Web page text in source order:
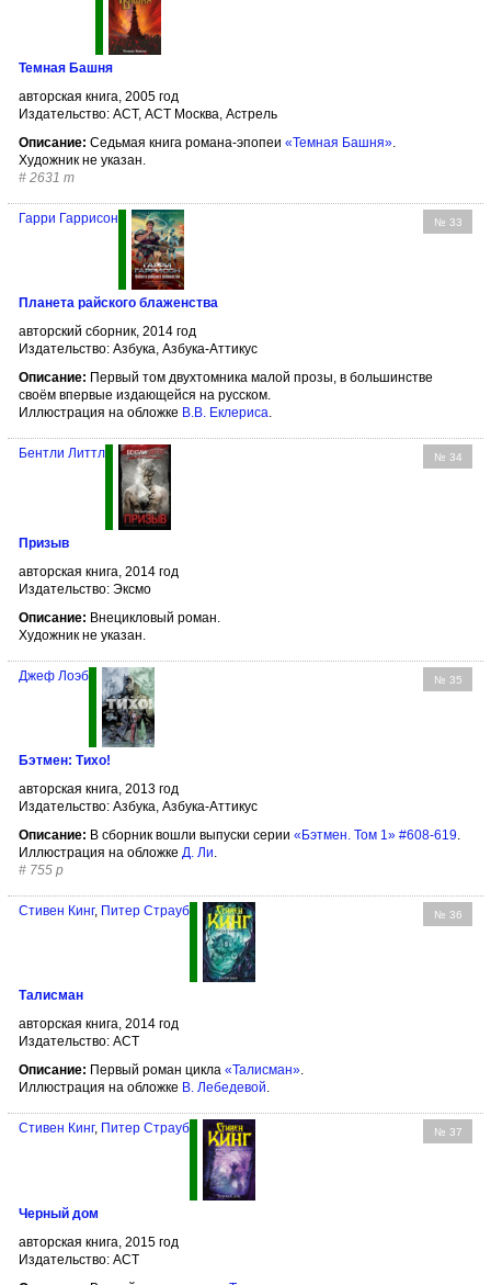
Темная Башня
авторская книга, 2005 год
Издательство: АСТ, АСТ Москва, Астрель
Описание: Седьмая книга романа-эпопеи «Темная Башня»
Художник не указан.
# 2631 т
№ 33
Гарри Гаррисон
Планета райского блаженства
авторский сборник, 2014 год
Издательство: Азбука, Азбука-Аттикус
Описание: Первый том двухтомника малой прозы, в большинстве
своём впервые издающейся на русском.
Иллюстрация на обложке В.В. Еклериса.
№ 34
Бентли Литтл
Призыв
авторская книга, 2014 год
Издательство: Эксмо
Описание: Внецикловый роман.
Художник не указан.
№ 35
Джеф Лоэб
Бэтмен: Тихо!
авторская книга, 2013 год
Издательство: Азбука, Азбука-Аттикус
Описание: В сборник вошли выпуски серии «Бэтмен. Том 1» #608-619
Иллюстрация на обложке Д. Ли
# 755 р
№ 36
Стивен Кинг, Питер Страуб
Талисман
авторская книга, 2014 год
Издательство: АСТ
Описание: Первый роман цикла «Талисман».
Иллюстрация на обложке В. Лебедевой.
№ 37
Стивен Кинг, Питер Страуб
Черный дом
авторская книга, 2015 год
Издательство: АСТ